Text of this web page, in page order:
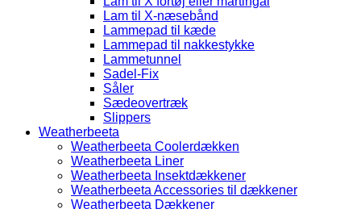
Lam til X-næsebånd
Lammepad til kæde
Lammepad til nakkestykke
Lammetunnel
Sadel-Fix
Såler
Sædeovertræk
Slippers
Weatherbeeta
Weatherbeeta Coolerdækken
Weatherbeeta Liner
Weatherbeeta Insektdækkener
Weatherbeeta Accessories til dækkener
Weatherbeeta Dækkener